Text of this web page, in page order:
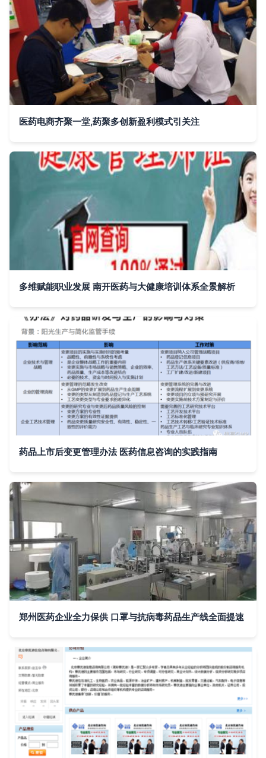
医药电商齐聚一堂,药聚多创新盈利模式引关注
多维赋能职业发展 南开医药与大健康培训体系全景解析
药品上市后变更管理办法 医药信息咨询的实践指南
郑州医药企业全力保供 口罩与抗病毒药品生产线全面提速